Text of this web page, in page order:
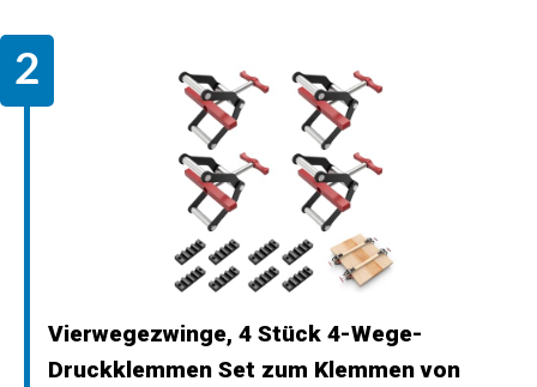
Vierwegezwinge, 4 Stück 4-Wege-
Druckklemmen Set zum Klemmen von